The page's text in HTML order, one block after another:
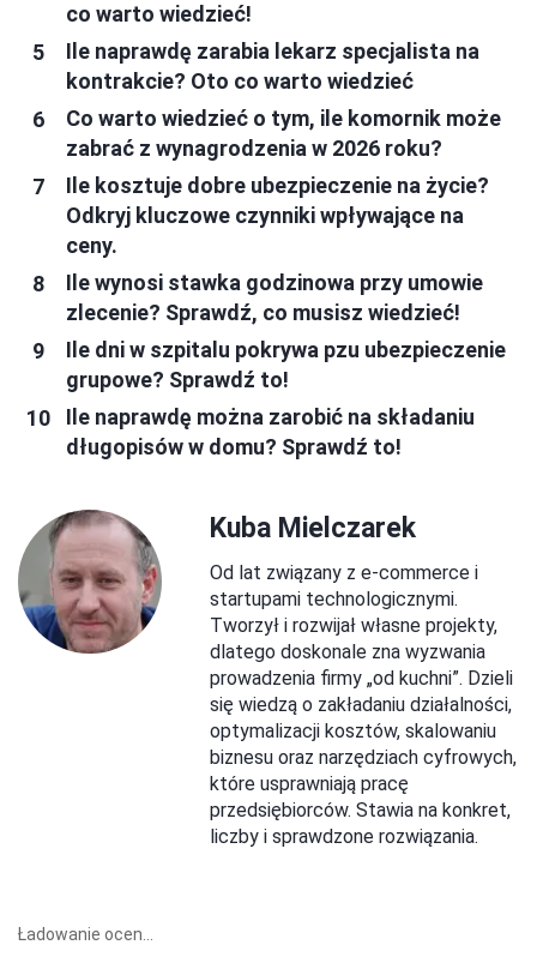
co warto wiedzieć!
Ile naprawdę zarabia lekarz specjalista na
kontrakcie? Oto co warto wiedzieć
Co warto wiedzieć o tym, ile komornik może
zabrać z wynagrodzenia w 2026 roku?
Ile kosztuje dobre ubezpieczenie na życie?
Odkryj kluczowe czynniki wpływające na
ceny.
Ile wynosi stawka godzinowa przy umowie
zlecenie? Sprawdź, co musisz wiedzieć!
Ile dni w szpitalu pokrywa pzu ubezpieczenie
grupowe? Sprawdź to!
Ile naprawdę można zarobić na składaniu
długopisów w domu? Sprawdź to!
Kuba Mielczarek
Od lat związany z e-commerce i
startupami technologicznymi.
Tworzył i rozwijał własne projekty,
dlatego doskonale zna wyzwania
prowadzenia firmy „od kuchni”. Dzieli
się wiedzą o zakładaniu działalności,
optymalizacji kosztów, skalowaniu
biznesu oraz narzędziach cyfrowych,
które usprawniają pracę
przedsiębiorców. Stawia na konkret,
liczby i sprawdzone rozwiązania.
Ładowanie ocen...